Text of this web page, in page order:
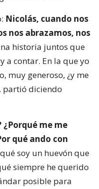
Nicolás, cuando nos
nos abrazamos, nos
historia juntos que
a contar. En la que yo
muy generoso, ¿y me
partió diciendo
¿Porqué me me
qué ando con
soy un huevón que
siempre he querido
posible para